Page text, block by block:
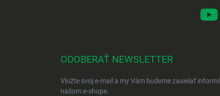
ODOBERAŤ NEWSLETTER
Vložte svoj e-mail a my Vám budeme zasielať
našom e-shope.